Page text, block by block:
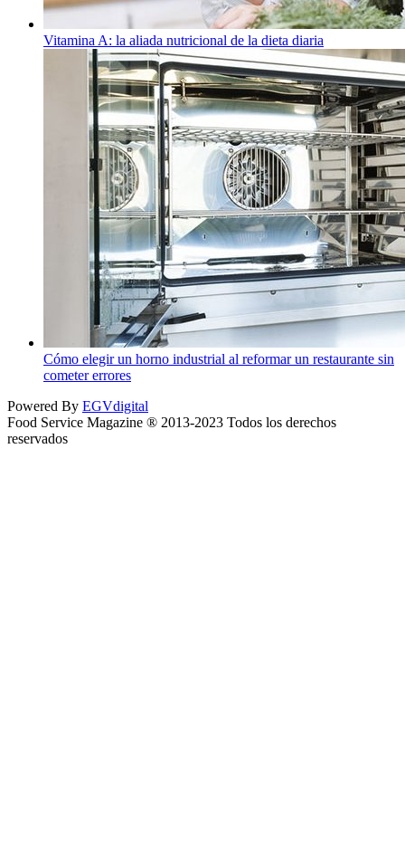
Vitamina A: la aliada nutricional de la dieta diaria
Cómo elegir un horno industrial al reformar un restaurante sin
cometer errores
Powered By EGVdigital
Food Service Magazine ® 2013-2023 Todos los derechos
reservados